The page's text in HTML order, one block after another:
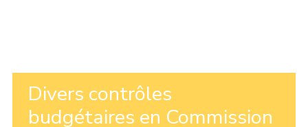
Divers contrôles
budgétaires en Commission